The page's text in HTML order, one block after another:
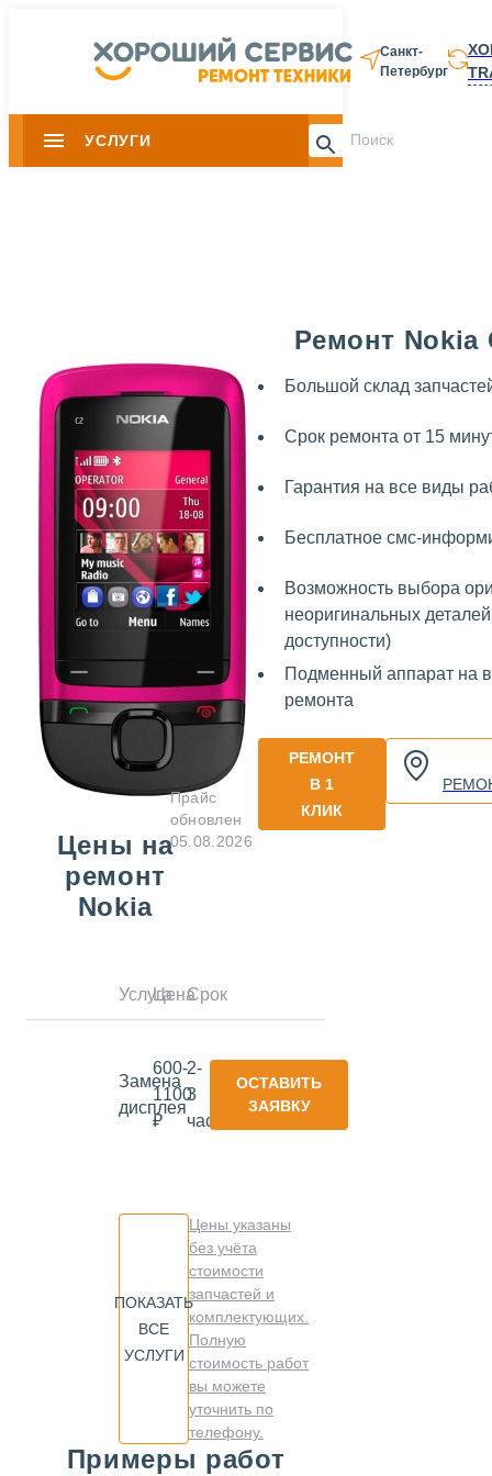
Санкт-
Петербург
УСЛУГИ 8 812 337-
Ремонт Nokia
Большой склад
Срок ремонта от 15
Гарантия на все виды
Бесплатное смс-
Возможность выбора
неоригинальных
доступности)
Подменный аппарат на
ремонта
РЕМОНТ
В 1
КЛИК
Цены на
ремонт
Nokia
Прайс
обновлен
05.08.2026
УслугаЦенаСрок
Замена
дисплея
600-
1100
₽
2-
3
часа
ОСТАВИТЬ
ЗАЯВКУ
ПОКАЗАТЬ
ВСЕ
УСЛУГИ
Цены указаны
без учёта
стоимости
запчастей и
комплектующих.
Полную
стоимость работ
вы можете
уточнить по
телефону.
Примеры работ